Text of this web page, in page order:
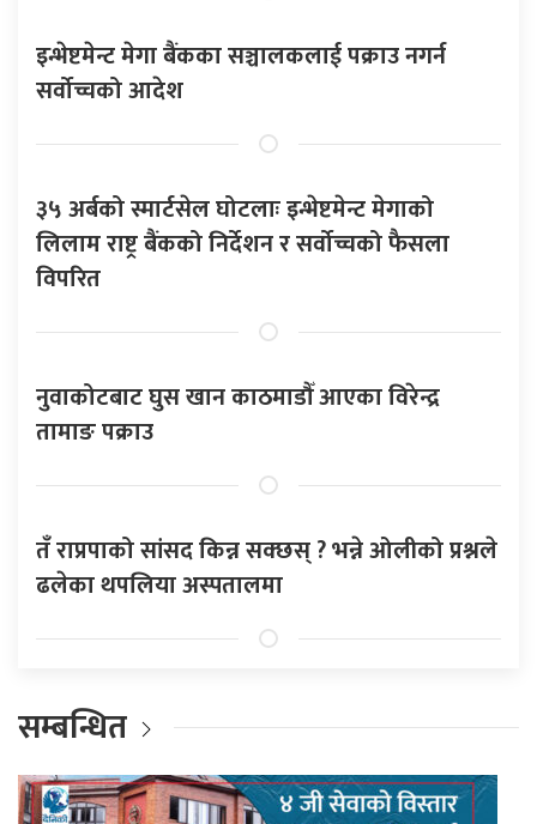
इन्भेष्टमेन्ट मेगा बैंकका सञ्चालकलाई पक्राउ नगर्न
सर्वोच्चको आदेश
३५ अर्बको स्मार्टसेल घोटलाः इन्भेष्टमेन्ट मेगाको
लिलाम राष्ट्र बैंकको निर्देशन र सर्वोच्चको फैसला
विपरित
नुवाकोटबाट घुस खान काठमाडौँ आएका विरेन्द्र
तामाङ पक्राउ
तँ राप्रपाको सांसद किन्न सक्छस् ? भन्ने ओलीको प्रश्नले
ढलेका थपलिया अस्पतालमा
सम्बन्धित